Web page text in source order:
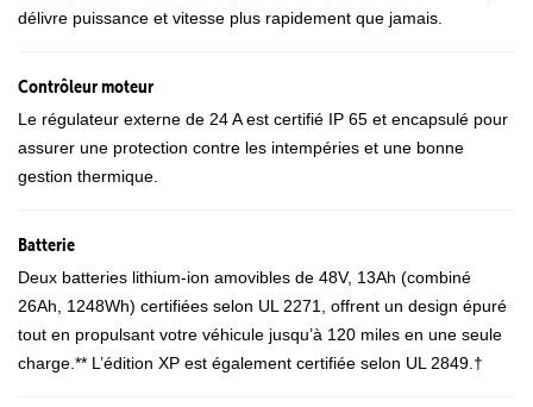
délivre puissance et vitesse plus rapidement que jamais.
Contrôleur moteur
Le régulateur externe de 24 A est certifié IP 65 et encapsulé pour
assurer une protection contre les intempéries et une bonne
gestion thermique.
Batterie
Deux batteries lithium-ion amovibles de 48V, 13Ah (combiné
26Ah, 1248Wh) certifiées selon UL 2271, offrent un design épuré
tout en propulsant votre véhicule jusqu’à 120 miles en une seule
charge.** L’édition XP est également certifiée selon UL 2849.†